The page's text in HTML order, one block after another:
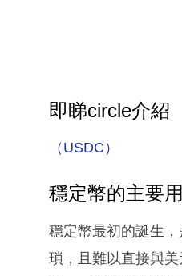
即睇circle介紹
（USDC）
穩定幣的主要
穩定幣最初的誕生
瑣，且難以直接與